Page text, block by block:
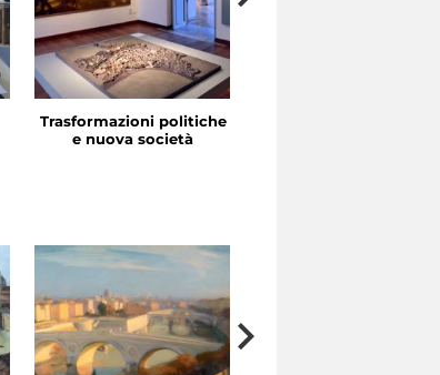
Trasformazioni politiche
e nuova società